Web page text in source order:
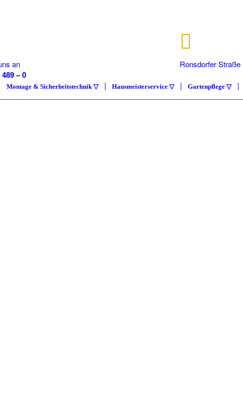
an
– 0
Ronsdorfer Straße
Montage & Sicherheitstechnik ▽ Hausmeisterservice ▽ Gartenpflege ▽